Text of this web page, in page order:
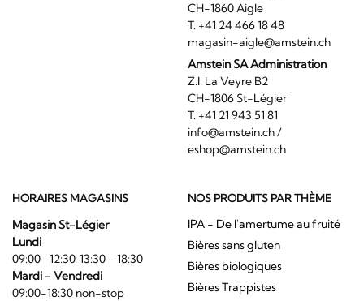
CH-1860 Aigle
T. +41 24 466 18 48
magasin-aigle@amstein.ch
Amstein SA Administration
Z.I. La Veyre B2
CH-1806 St-Légier
T. +41 21 943 51 81
info@amstein.ch/
eshop@amstein.ch
HORAIRES MAGASINS
Magasin St-Légier
Lundi
09:00- 12:30, 13:30 - 18:30
Mardi - Vendredi
09:00-18:30 non-stop
NOS PRODUITS PAR THÈME
IPA - De l'amertume au fruité
Bières sans gluten
Bières biologiques
Bières Trappistes